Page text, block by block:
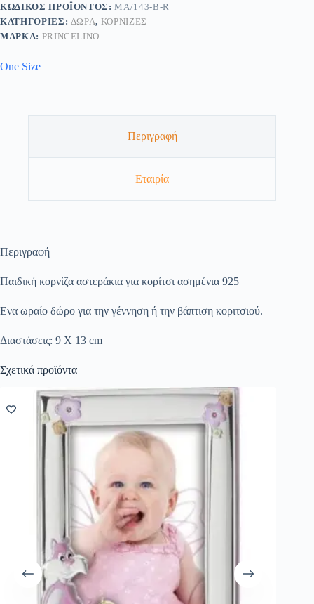
ΚΩΔΙΚΌΣ ΠΡΟΪΌΝΤΟΣ:MA/143-B-R
ΚΑΤΗΓΟΡΊΕΣ: ΔΏΡΑ, ΚΟΡΝΊΖΕΣ
ΜΆΡΚΑ: PRINCELINO
One Size
Περιγραφή
Εταιρία
Περιγραφή
Παιδική κορνίζα αστεράκια για κορίτσι ασημένια 925
Ενα ωραίο δώρο για την γέννηση ή την βάπτιση κοριτσιού.
Διαστάσεις: 9 X 13 cm
Σχετικά προϊόντα